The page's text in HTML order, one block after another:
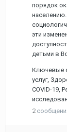
порядок
эти
детьми в
Ключевые
услуг,
COVID-19,
2